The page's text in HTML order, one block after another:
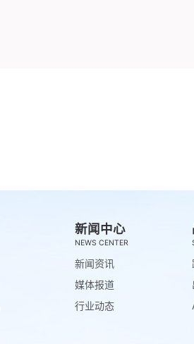
新闻中心
NEWS CENTER
新闻资讯
媒体报道
行业动态